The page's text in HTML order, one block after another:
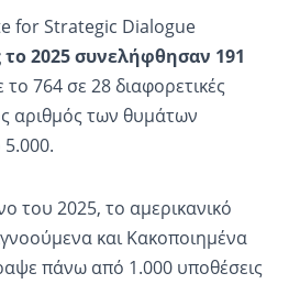
for Strategic Dialogue
2025 συνελήφθησαν 191
764 σε 28 διαφορετικές
αριθμός των θυμάτων
του 2025, το αμερικανικό
και Κακοποιημένα
πάνω από 1.000 υποθέσεις